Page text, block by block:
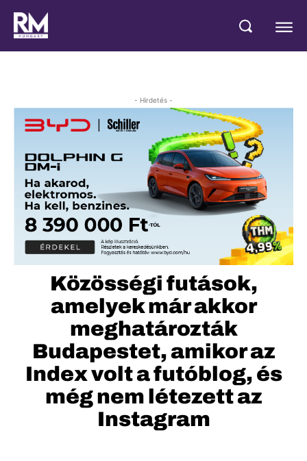
- Hirdetés -
Közösségi futások,
amelyek már akkor
meghatározták
Budapestet, amikor az
Index volt a futóblog, és
még nem létezett az
Instagram